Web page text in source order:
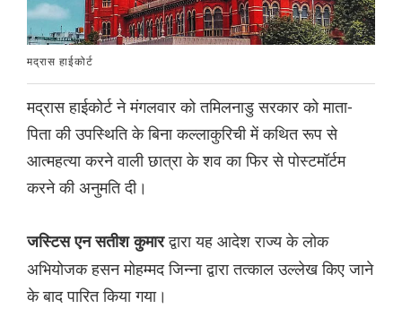
मद्रास हाईकोर्ट
मद्रास हाईकोर्ट ने मंगलवार को तमिलनाडु सरकार को माता-
पिता की उपस्थिति के बिना कल्लाकुरिची में कथित रूप से
आत्महत्या करने वाली छात्रा के शव का फिर से पोस्टमॉर्टम
करने की अनुमति दी।
जस्टिस एन सतीश कुमारद्वारा यह आदेश राज्य के लोक
अभियोजक हसन मोहम्मद जिन्ना द्वारा तत्काल उल्लेख किए जाने
के बाद पारित किया गया।